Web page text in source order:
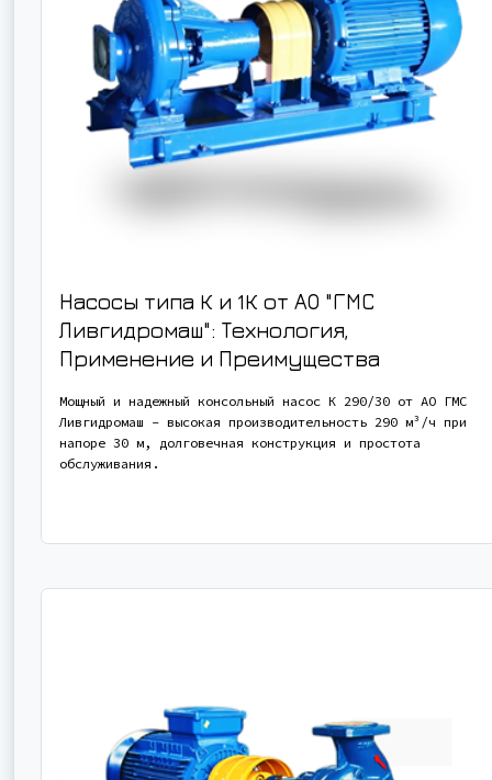
Насосы типа К и 1К от АО "ГМС
Ливгидромаш": Технология,
Применение и Преимущества
Мощный и надежный консольный насос К 290/30 от АО ГМС
Ливгидромаш - высокая производительность 290 м³/ч при
напоре 30 м, долговечная конструкция и простота
обслуживания.